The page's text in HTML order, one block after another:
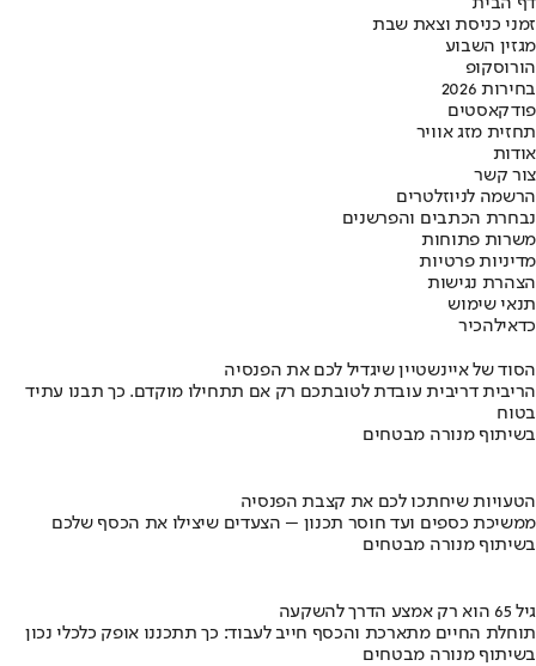
זמני כניסת וצאת שבת
מגזין השבוע
הורוסקופ
בחירות 2026
פודקאסטים
תחזית מזג אוויר
אודות
צור קשר
הרשמה לניוזלטרים
נבחרת הכתבים והפרשנים
משרות פתוחות
מדיניות פרטיות
הצהרת נגישות
תנאי שימוש
כדאילהכיר
הסוד של איינשטיין שיגדיל לכם את הפנסיה
הריבית דריבית עובדת לטובתכם רק אם תתחילו מוקדם. כך תבנו עתיד
בטוח
בשיתוף מנורה מבטחים
הטעויות שיחתכו לכם את קצבת הפנסיה
ממשיכת כספים ועד חוסר תכנון – הצעדים שיצילו את הכסף שלכם
בשיתוף מנורה מבטחים
גיל 65 הוא רק אמצע הדרך להשקעה
תוחלת החיים מתארכת והכסף חייב לעבוד: כך תתכננו אופק כלכלי נכון
בשיתוף מנורה מבטחים